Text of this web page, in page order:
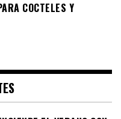
COCTELES Y